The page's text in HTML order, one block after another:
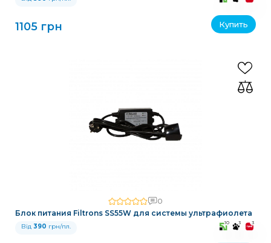
1105 грн Купить
0
Блок питания Filtrons SS55W для системы ультрафиолета
Від 390 грн/пл. 10 3 3